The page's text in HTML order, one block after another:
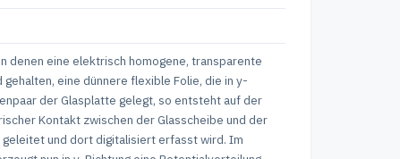
denen eine elektrisch homogene, transparente
eine dünnere flexible Folie, die in y-
der Glasplatte gelegt, so entsteht auf der
Kontakt zwischen der Glasscheibe und der
und dort digitalisiert erfasst wird. Im